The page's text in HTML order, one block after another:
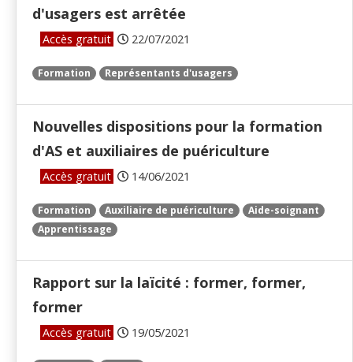
d'usagers est arrêtée
Accès gratuit 22/07/2021
Formation Représentants d'usagers
Nouvelles dispositions pour la formation
d'AS et auxiliaires de puériculture
Accès gratuit 14/06/2021
Formation Auxiliaire de puériculture
Aide-soignant
Apprentissage
Rapport sur la laïcité : former, former,
former
Accès gratuit 19/05/2021